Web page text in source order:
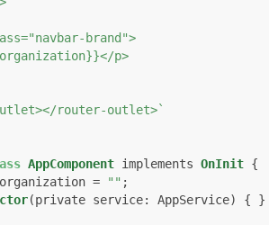
router-outlet>`
AppComponent implements OnInit {
organization =
"" ;
(private service: AppService) {